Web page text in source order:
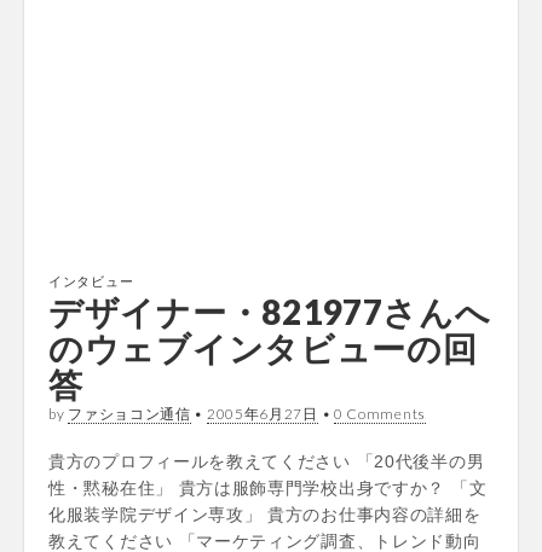
インタビュー
デザイナー・821977さんへ
のウェブインタビューの回
答
by ファショコン通信 • 2005年6月27日 • 0 Comments
貴方のプロフィールを教えてください 「20代後半の男
性・黙秘在住」 貴方は服飾専門学校出身ですか？ 「文
化服装学院デザイン専攻」 貴方のお仕事内容の詳細を
教えてください 「マーケティング調査、トレンド動向